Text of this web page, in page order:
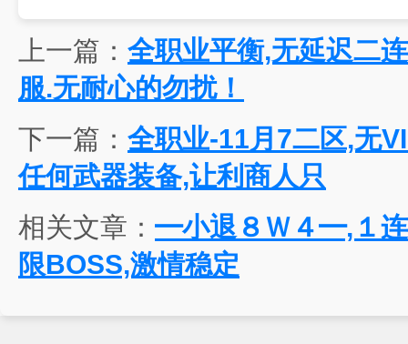
上一篇： 全职业平衡,无延迟二
服.无耐心的勿扰！
下一篇： 全职业-11月7二区,无
任何武器装备,让利商人只
相关文章： ━小退８Ｗ４━,１连
限BOSS,激情稳定